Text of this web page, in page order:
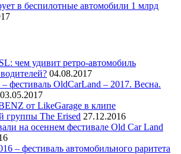
в беспилотные автомобили 1 млрд
чем удивит ретро-автомобиль
04.08.2017
фестиваль OldCarLand – 2017. Весна.
03.05.2017
от LikeGarage в клипе
группы The Erised 27.12.2016
на осеннем фестивале Old Car Land
– фестиваль автомобильного раритета